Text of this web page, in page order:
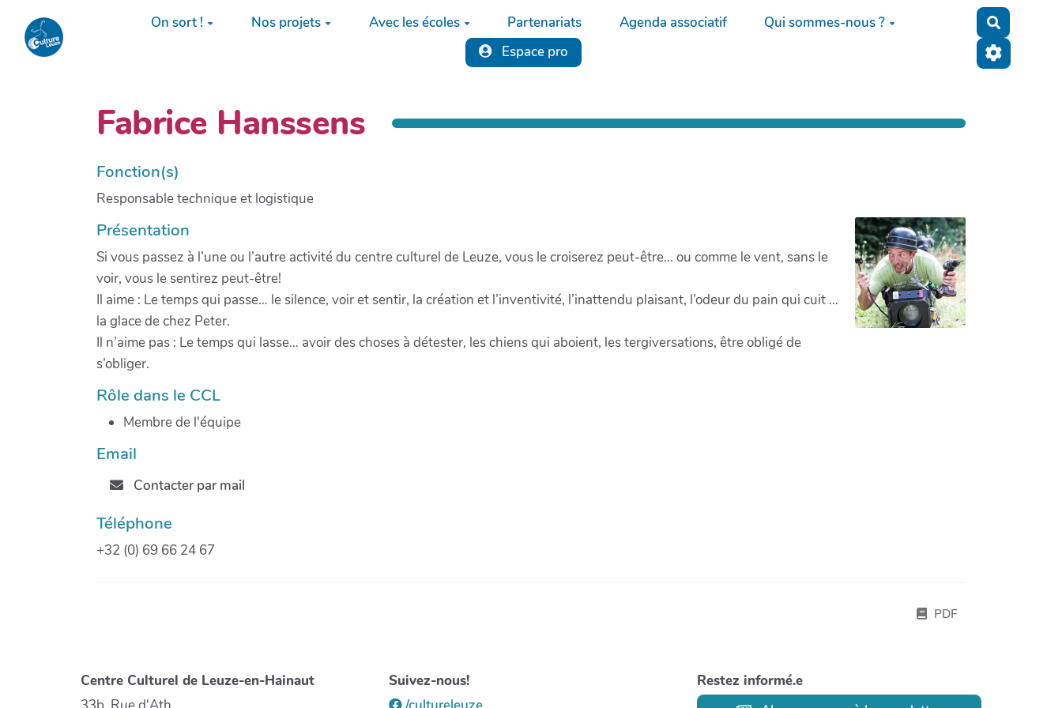
Aller au contenu principalOn sort ! Nos projets Avec les écoles Partenariats Agenda associatif
Qui sommes-nous ?
Espace pro
Fabrice Hanssens
Fonction(s)
Responsable technique et logistique
Présentation
Si vous passez à l’une ou l’autre activité du centre culturel de Leuze, vous le croiserez peut-être... ou comme le vent, sans le
voir, vous le sentirez peut-être!
Il aime : Le temps qui passe… le silence, voir et sentir, la création et l’inventivité, l’inattendu plaisant, l’odeur du pain qui cuit …
la glace de chez Peter.
Il n’aime pas : Le temps qui lasse… avoir des choses à détester, les chiens qui aboient, les tergiversations, être obligé de
s’obliger.
Rôle dans le CCL
Membre de l'équipe
Email
Contacter par mail
Téléphone
+32 (0) 69 66 24 67
PDF
Centre Culturel de Leuze-en-Hainaut
Suivez-nous!
Restez informé.e